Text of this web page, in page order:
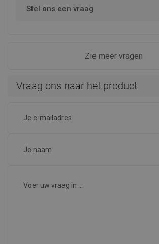
Stel ons een vraag
Zie meer vragen
Vraag ons naar het product